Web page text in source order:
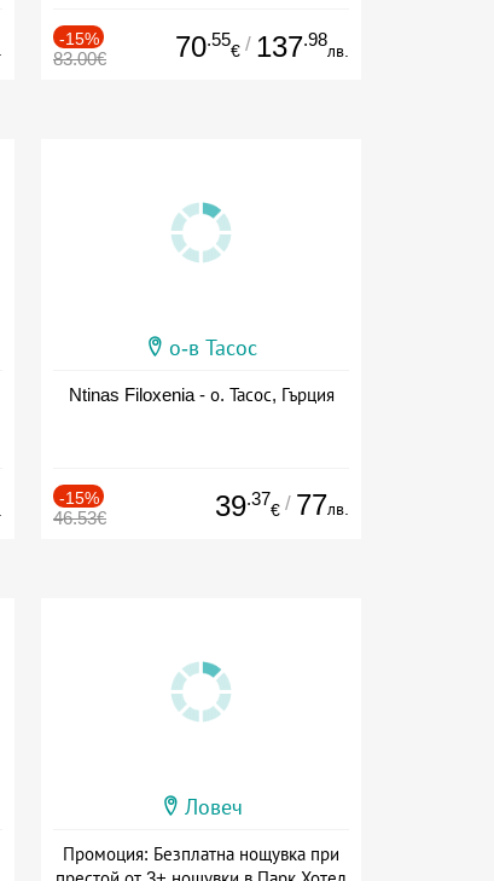
-15%
83.00€ 70.55
€ / 137.98
лв.
о-в Тасос
Ntinas Filoxenia - о. Тасос, Гърция
-15%
46.53€ 39.37
€ / 77лв.
Ловеч
Промоция: Безплатна нощувка при